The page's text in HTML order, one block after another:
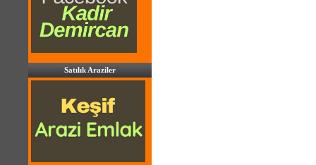
Satılık Araziler